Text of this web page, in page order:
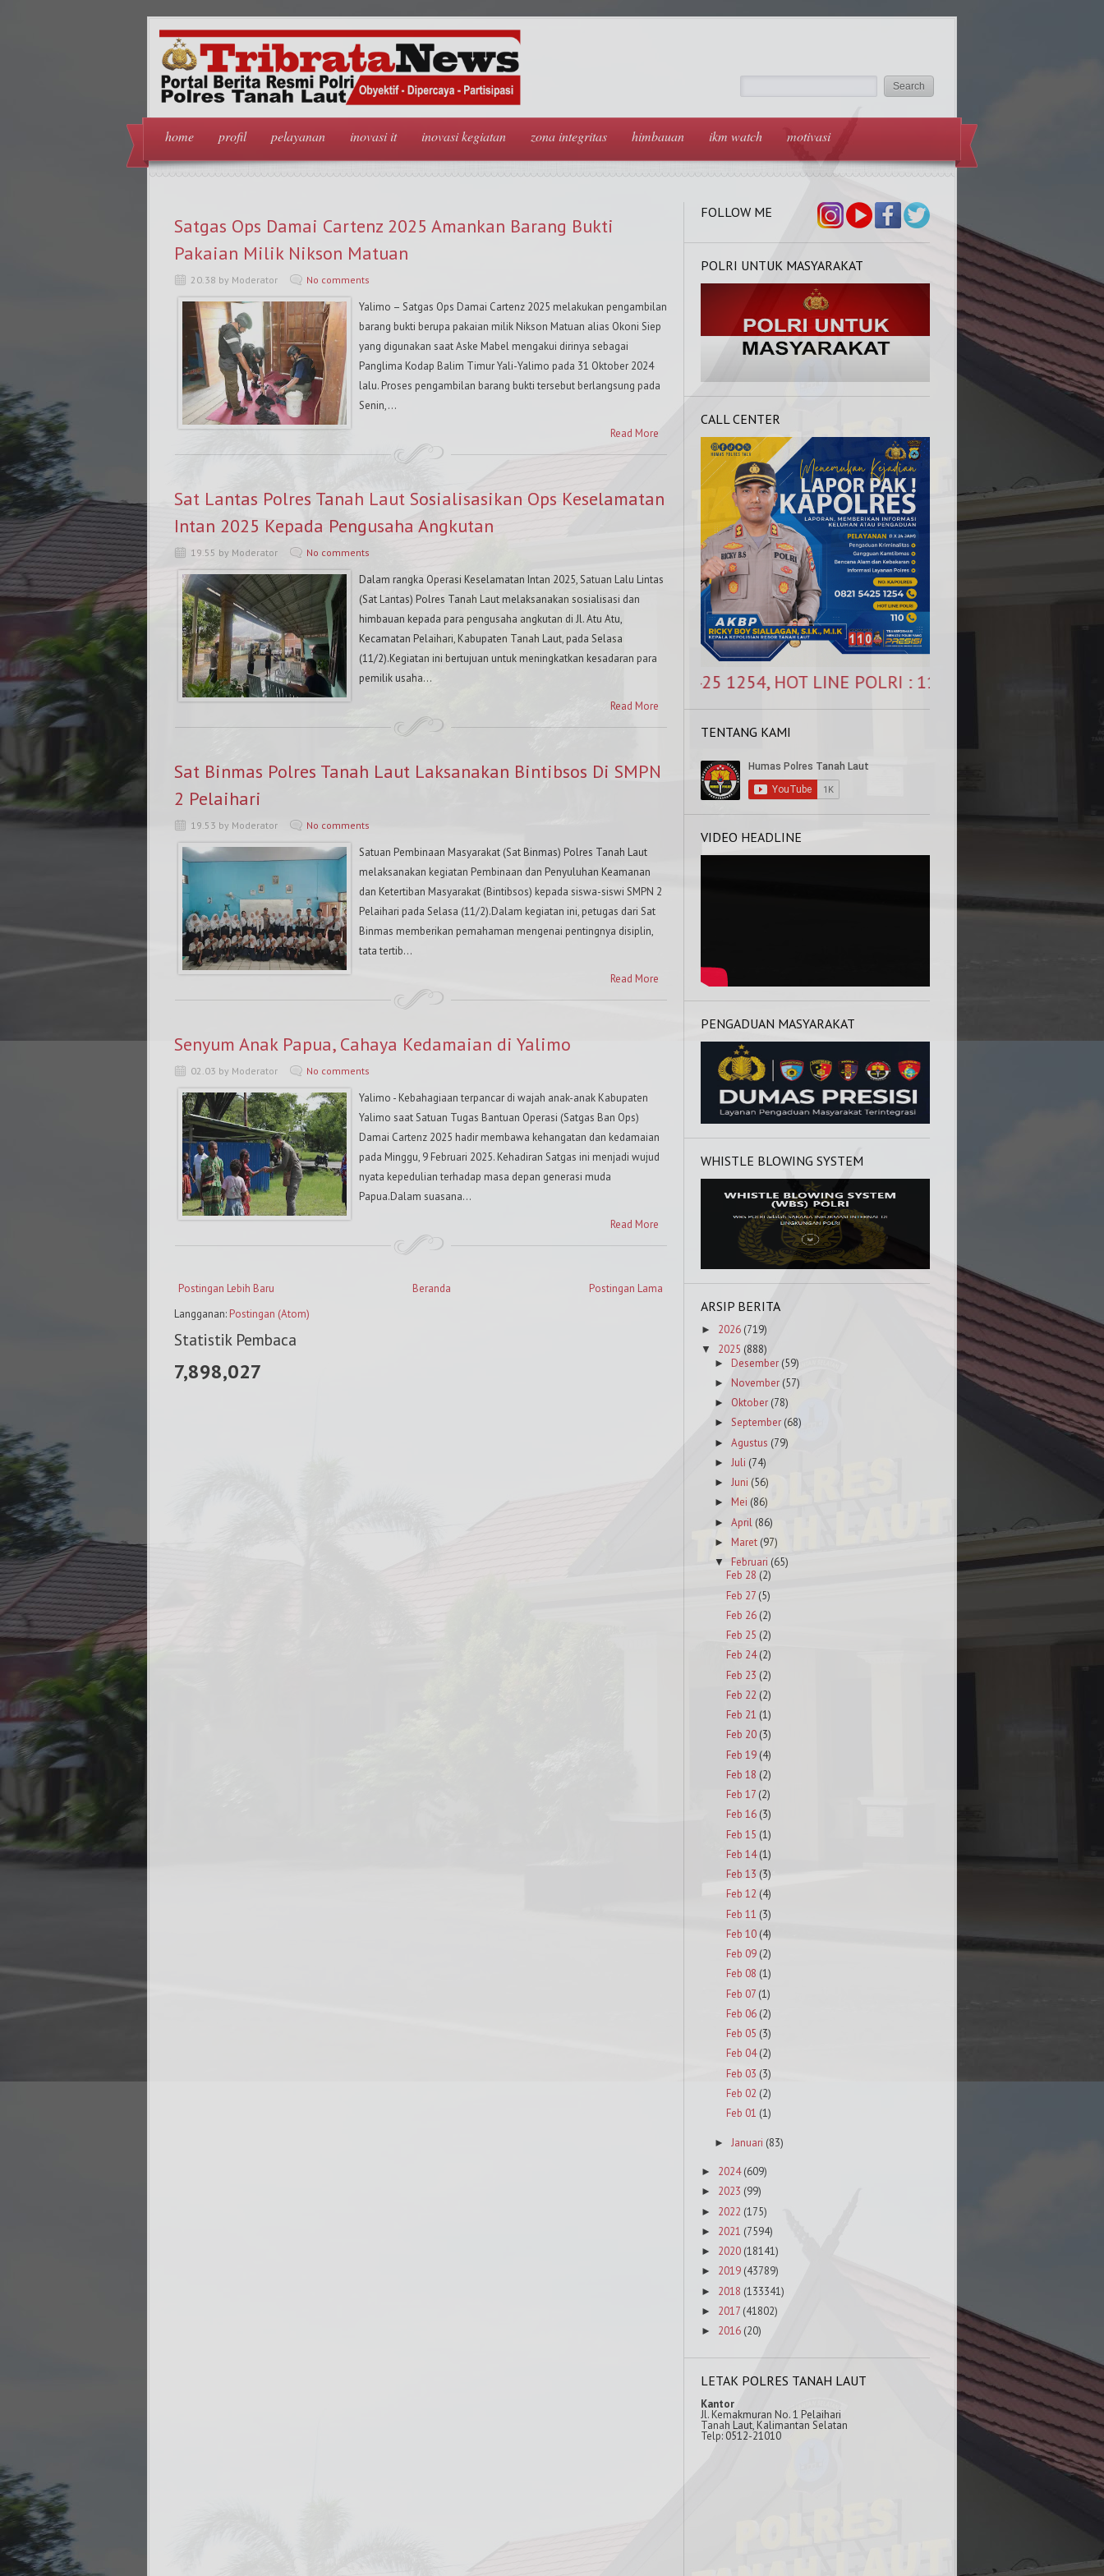
home profil pelayanan inovasi it inovasi kegiatan zona integritas himbauan ikm watch motivasi
Satgas Ops Damai Cartenz 2025 Amankan Barang Bukti
Pakaian Milik Nikson Matuan
20.38 by Moderator No comments
Yalimo – Satgas Ops Damai Cartenz 2025 melakukan pengambilan
barang bukti berupa pakaian milik Nikson Matuan alias Okoni Siep
yang digunakan saat Aske Mabel mengakui dirinya sebagai
Panglima Kodap Balim Timur Yali-Yalimo pada 31 Oktober 2024
lalu. Proses pengambilan barang bukti tersebut berlangsung pada
Senin,...
Read More
Sat Lantas Polres Tanah Laut Sosialisasikan Ops Keselamatan
Intan 2025 Kepada Pengusaha Angkutan
19.55 by Moderator No comments
Dalam rangka Operasi Keselamatan Intan 2025, Satuan Lalu Lintas
(Sat Lantas) Polres Tanah Laut melaksanakan sosialisasi dan
himbauan kepada para pengusaha angkutan di Jl. Atu Atu,
Kecamatan Pelaihari, Kabupaten Tanah Laut, pada Selasa
(11/2).Kegiatan ini bertujuan untuk meningkatkan kesadaran para
pemilik usaha...
Read More
Sat Binmas Polres Tanah Laut Laksanakan Bintibsos Di SMPN
2 Pelaihari
19.53 by Moderator No comments
Satuan Pembinaan Masyarakat (Sat Binmas) Polres Tanah Laut
melaksanakan kegiatan Pembinaan dan Penyuluhan Keamanan
dan Ketertiban Masyarakat (Bintibsos) kepada siswa-siswi SMPN 2
Pelaihari pada Selasa (11/2).Dalam kegiatan ini, petugas dari Sat
Binmas memberikan pemahaman mengenai pentingnya disiplin,
tata tertib...
Read More
Senyum Anak Papua, Cahaya Kedamaian di Yalimo
02.03 by Moderator No comments
Yalimo - Kebahagiaan terpancar di wajah anak-anak Kabupaten
Yalimo saat Satuan Tugas Bantuan Operasi (Satgas Ban Ops)
Damai Cartenz 2025 hadir membawa kehangatan dan kedamaian
pada Minggu, 9 Februari 2025. Kehadiran Satgas ini menjadi wujud
nyata kepedulian terhadap masa depan generasi muda
Papua.Dalam suasana...
Read More
Postingan Lebih Baru Postingan Lama
Beranda
Langganan: Postingan (Atom)
Statistik Pembaca
7,898,027
FOLLOW ME
POLRI UNTUK MASYARAKAT
CALL CENTER
NOMOR KAPOLRES : 0821 5425 1254, HOT LINE POLRI : 110 (Siap Melayani 1 x 24 Jam)
TENTANG KAMI
VIDEO HEADLINE
PENGADUAN MASYARAKAT
WHISTLE BLOWING SYSTEM
ARSIP BERITA
► 2026 (719)
▼ 2025 (888)
► Desember (59)
► November (57)
► Oktober (78)
► September (68)
► Agustus (79)
► Juli (74)
► Juni (56)
► Mei (86)
► April (86)
► Maret (97)
▼ Februari (65)
Feb 28 (2)
Feb 27 (5)
Feb 26 (2)
Feb 25 (2)
Feb 24 (2)
Feb 23 (2)
Feb 22 (2)
Feb 21 (1)
Feb 20 (3)
Feb 19 (4)
Feb 18 (2)
Feb 17 (2)
Feb 16 (3)
Feb 15 (1)
Feb 14 (1)
Feb 13 (3)
Feb 12 (4)
Feb 11 (3)
Feb 10 (4)
Feb 09 (2)
Feb 08 (1)
Feb 07 (1)
Feb 06 (2)
Feb 05 (3)
Feb 04 (2)
Feb 03 (3)
Feb 02 (2)
Feb 01 (1)
► Januari (83)
► 2024 (609)
► 2023 (99)
► 2022 (175)
► 2021 (7594)
► 2020 (18141)
► 2019 (43789)
► 2018 (133341)
► 2017 (41802)
► 2016 (20)
LETAK POLRES TANAH LAUT
Kantor
Jl. Kemakmuran No. 1 Pelaihari
Tanah Laut, Kalimantan Selatan
Telp: 0512-21010